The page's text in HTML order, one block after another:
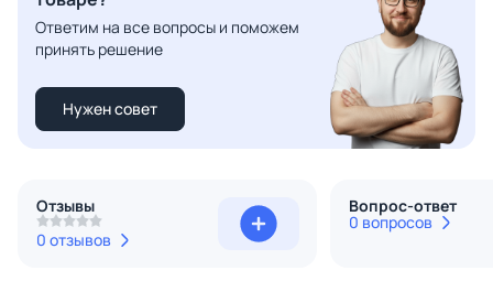
Ответим на все вопросы и поможем
принять решение
Нужен совет
Отзывы
0 отзывов
Вопрос-ответ
0 вопросов